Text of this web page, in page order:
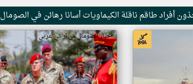
أفراد طاقم ناقلة الكيماويات أسانا رهائن في الصومال
اخبار الصومال من ار تي عربي